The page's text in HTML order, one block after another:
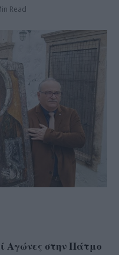
Read
Αγώνες στην Πάτμο